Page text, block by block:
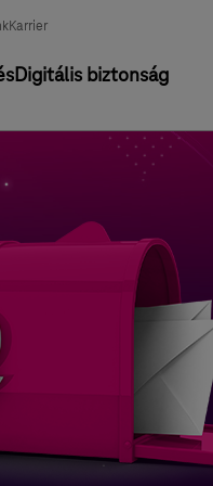
Karrier
Digitális biztonság